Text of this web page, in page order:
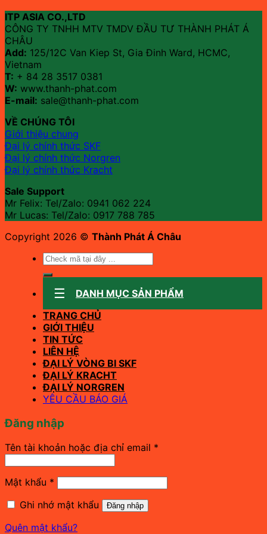
ITP ASIA CO.,LTD
CÔNG TY TNHH MTV TMDV ĐẦU TƯ THÀNH PHÁT Á
CHÂU
Add: 125/12C Van Kiep St, Gia Đinh Ward, HCMC,
Vietnam
T: + 84 28 3517 0381
W: www.thanh-phat.com
E-mail: sale@thanh-phat.com
VỀ CHÚNG TÔI
Giới thiệu chung
Đại lý chính thức SKF
Đại lý chính thức Norgren
Đại lý chính thức Kracht
Sale Support
Mr Felix: Tel/Zalo: 0941 062 224
Mr Lucas: Tel/Zalo: 0917 788 785
Copyright 2026 © Thành Phát Á Châu
Tìm
DANH MỤC SẢN PHẨM
TRANG CHỦ
GIỚI THIỆU
TIN TỨC
LIÊN HỆ
ĐẠI LÝ VÒNG BI SKF
ĐẠI LÝ KRACHT
ĐẠI LÝ NORGREN
YÊU CẦU BÁO GIÁ
Đăng nhập
Tên tài khoản hoặc địa chỉ email *
Mật khẩu * Bắt
buộc
Ghi nhớ mật khẩu
Đăng nhập
Quên mật khẩu?